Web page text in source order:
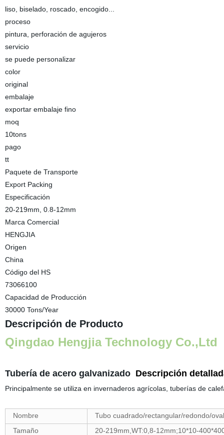
liso, biselado, roscado, encogido...
proceso
pintura, perforación de agujeros
servicio
se puede personalizar
color
original
embalaje
exportar embalaje fino
moq
10tons
pago
tt
Paquete de Transporte
Export Packing
Especificación
20-219mm, 0.8-12mm
Marca Comercial
HENGJIA
Origen
China
Código del HS
73066100
Capacidad de Producción
30000 Tons/Year
Descripción de Producto
Qingdao Hengjia Technology Co.,Ltd
Tubería de acero galvanizado Descripción
Principalmente se utiliza en invernaderos agrícolas, tuberías de
Nombre
Tubo cuadrado/rectangular/redondo/
Tamaño
20-219mm,WT:0,8-12mm;10*10-